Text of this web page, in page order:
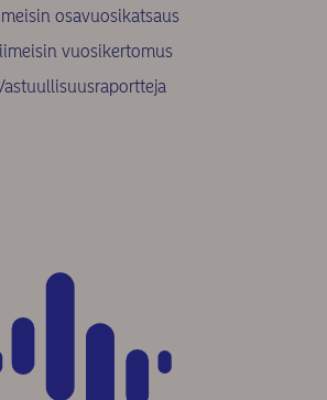
osavuosikatsaus
vuosikertomus